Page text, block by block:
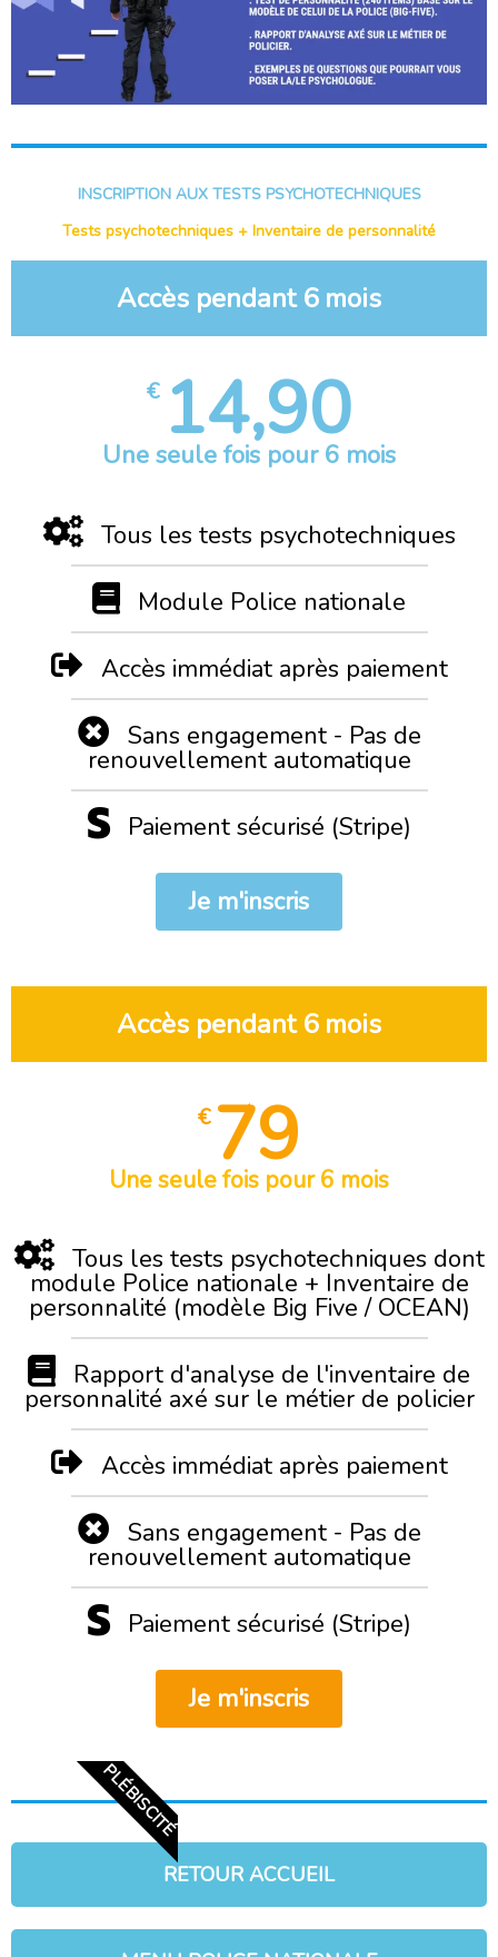
INSCRIPTION AUX TESTS PSYCHOTECHNIQUES
Tests psychotechniques + Inventaire de personnalité
Accès pendant 6 mois
€ 14,90
Une seule fois pour 6 mois
Tous les tests psychotechniques
Module Police nationale
Accès immédiat après paiement
Sans engagement - Pas de
renouvellement automatique
Paiement sécurisé (Stripe)
Je m'inscris
Accès pendant 6 mois
€ 79
Une seule fois pour 6 mois
Tous les tests psychotechniques dont
module Police nationale + Inventaire de
personnalité (modèle Big Five / OCEAN)
Rapport d'analyse de l'inventaire de
personnalité axé sur le métier de policier
Accès immédiat après paiement
Sans engagement - Pas de
renouvellement automatique
Paiement sécurisé (Stripe)
Je m'inscris
PLÉBISCITÉ
RETOUR ACCUEIL